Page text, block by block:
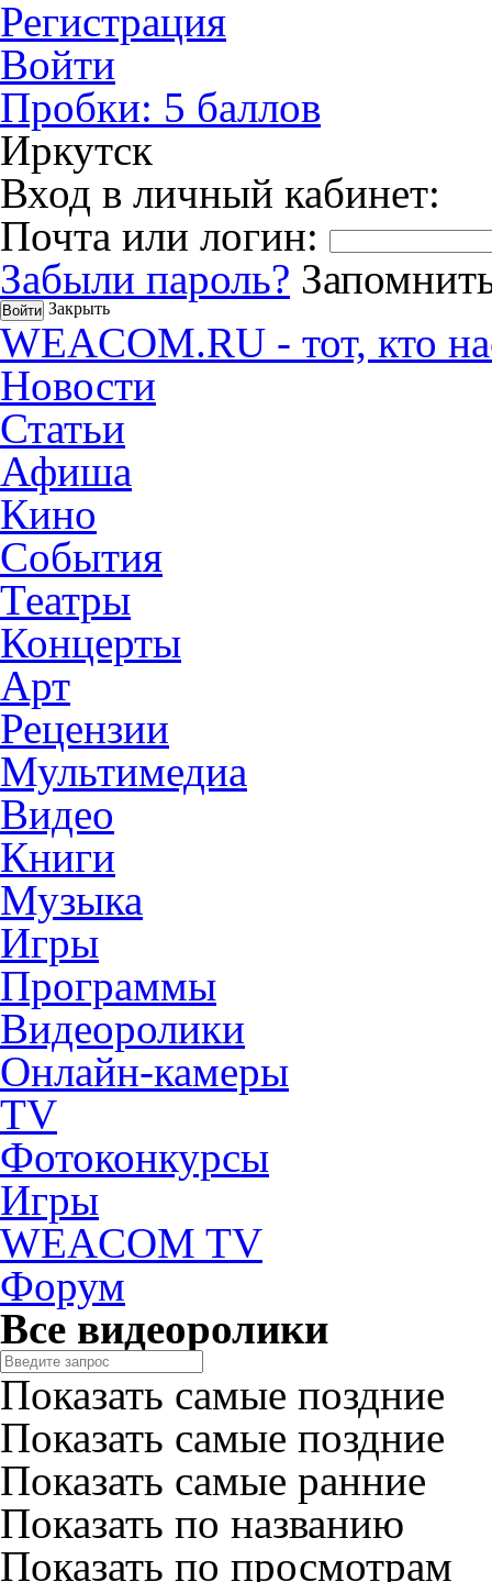
Регистрация
Войти
Пробки: 5 баллов
Иркутск
Вход в личный кабинет:
Почта или логин:
Забыли пароль?
Закрыть
WEACOM.RU - тот, кто
Новости
Статьи
Афиша
Кино
События
Театры
Концерты
Арт
Рецензии
Мультимедиа
Видео
Книги
Музыка
Игры
Программы
Видеоролики
Онлайн-камеры
TV
Фотоконкурсы
Игры
WEACOM TV
Форум
Все видеоролики
Показать самые поздние
Показать самые поздние
Показать самые ранние
Показать по названию
Показать по просмотрам